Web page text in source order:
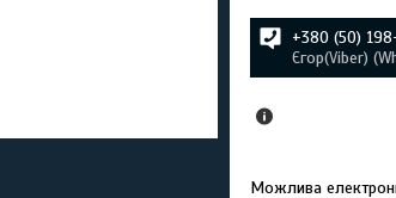
+380 (50)
Єгор(Viber)